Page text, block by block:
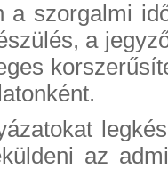
a szorgalmi
a
az